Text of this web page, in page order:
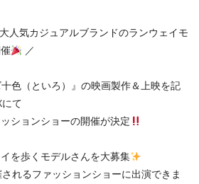
大人気カジュアルブランドのランウェイモ
／
色（といろ）』の映画製作＆上映を記
て
ションショーの開催が決定
を歩くモデルさんを大募集
れるファッションショーに出演できま